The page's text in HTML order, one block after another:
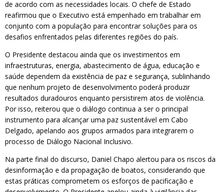
de acordo com as necessidades locais. O chefe de Estado
reafirmou que o Executivo está empenhado em trabalhar em
conjunto com a população para encontrar soluções para os
desafios enfrentados pelas diferentes regiões do país.
O Presidente destacou ainda que os investimentos em
infraestruturas, energia, abastecimento de água, educação e
saúde dependem da existência de paz e segurança, sublinhando
que nenhum projeto de desenvolvimento poderá produzir
resultados duradouros enquanto persistirem atos de violência.
Por isso, reiterou que o diálogo continua a ser o principal
instrumento para alcançar uma paz sustentável em Cabo
Delgado, apelando aos grupos armados para integrarem o
processo de Diálogo Nacional Inclusivo.
Na parte final do discurso, Daniel Chapo alertou para os riscos da
desinformação e da propagação de boatos, considerando que
estas práticas comprometem os esforços de pacificação e